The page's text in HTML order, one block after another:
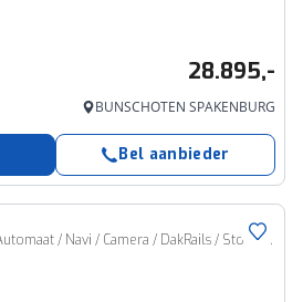
28.895,-
BUNSCHOTEN SPAKENBURG
Bel aanbieder
1.2 Turbo Hybrid Mild GS Automaat / Navi / Camera / DakRails / Stoelverwarming